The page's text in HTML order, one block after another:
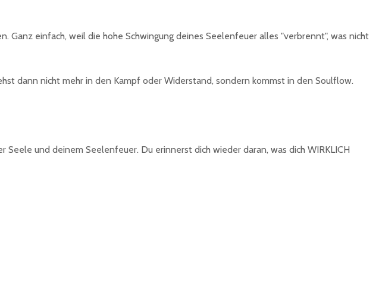
Ganz einfach, weil die hohe Schwingung deines Seelenfeuer alles "verbrennt", was nicht
dann nicht mehr in den Kampf oder Widerstand, sondern kommst in den Soulflow.
und deinem Seelenfeuer. Du erinnerst dich wieder daran, was dich WIRKLICH